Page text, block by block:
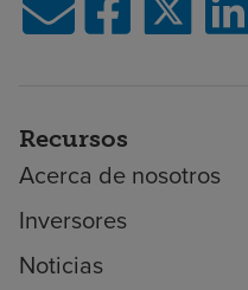
Recursos
Acerca de nosotros
Inversores
Noticias